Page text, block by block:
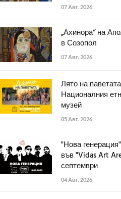
07 Авг. 2026
„Ахинора“ на
в Созопол
07 Авг. 2026
Лято на
Националния
музей
05 Авг. 2026
"Нова
във "Vidas Art
септември
04 Авг. 2026